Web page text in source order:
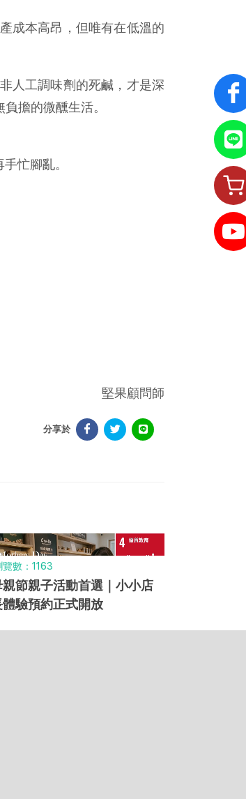
成本高昂，但唯有在低溫的
人工調味劑的死鹹，才是深
擔的微醺生活。
忙腳亂。
堅果顧問師
分享於
覽數：1163
親節親子活動首選｜小小店
體驗預約正式開放